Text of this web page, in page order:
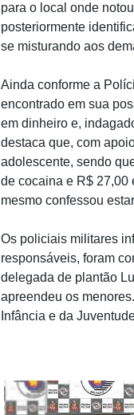
para o local onde
posteriormente
se misturando aos
Ainda conforme a
encontrado em sua
em dinheiro e,
destaca que, com
adolescente, sendo
de cocaina e R$ 27,00
mesmo confessou
Os policiais militares
responsáveis, foram
delegada de plantão
apreendeu os
Infância e da